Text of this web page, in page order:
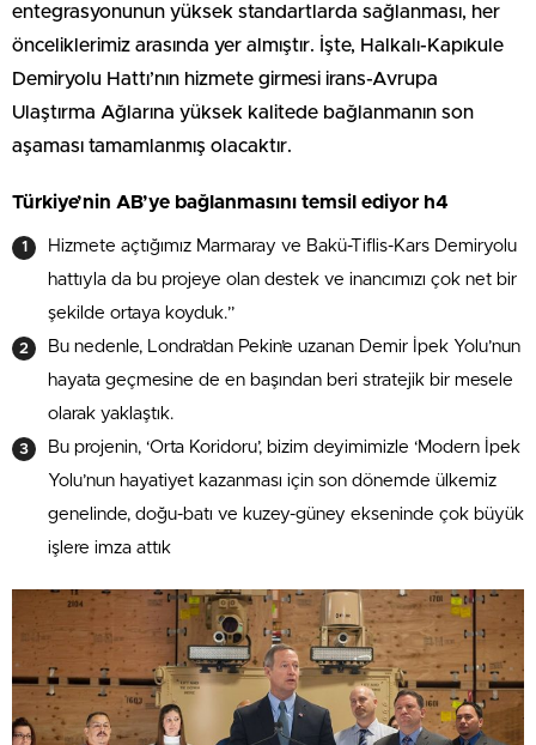
entegrasyonunun yüksek standartlarda sağlanması, her
önceliklerimiz arasında yer almıştır. İşte, Halkalı-Kapıkule
Demiryolu Hattı’nın hizmete girmesi irans-Avrupa
Ulaştırma Ağlarına yüksek kalitede bağlanmanın son
aşaması tamamlanmış olacaktır.
Türkiye’nin AB’ye bağlanmasını temsil ediyor h4
Hizmete açtığımız Marmaray ve Bakü-Tiflis-Kars Demiryolu
hattıyla da bu projeye olan destek ve inancımızı çok net bir
şekilde ortaya koyduk.”
Bu nedenle, Londra’dan Pekin’e uzanan Demir İpek Yolu’nun
hayata geçmesine de en başından beri stratejik bir mesele
olarak yaklaştık.
Bu projenin, ‘Orta Koridoru’, bizim deyimimizle ‘Modern İpek
Yolu’nun hayatiyet kazanması için son dönemde ülkemiz
genelinde, doğu-batı ve kuzey-güney ekseninde çok büyük
işlere imza attık